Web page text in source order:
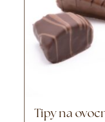
Tipy na